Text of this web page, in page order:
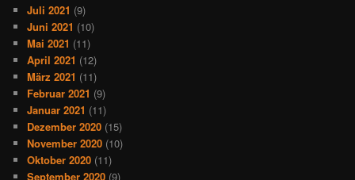
Juli 2021 (9)
Juni 2021 (10)
Mai 2021 (11)
April 2021 (12)
März 2021 (11)
Februar 2021 (9)
Januar 2021 (11)
Dezember 2020 (15)
November 2020 (10)
Oktober 2020 (11)
September 2020 (9)